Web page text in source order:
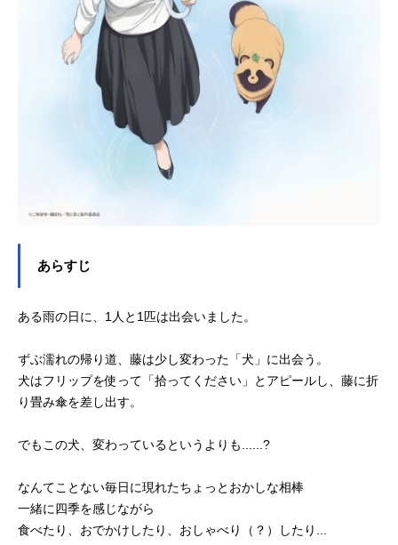
あらすじ
ある雨の日に、1人と1匹は出会いました。
ずぶ濡れの帰り道、藤は少し変わった「犬」に出会う。
犬はフリップを使って「拾ってください」とアピールし、藤に折
り畳み傘を差し出す。
でもこの犬、変わっているというよりも......?
なんてことない毎日に現れたちょっとおかしな相棒
一緒に四季を感じながら
食べたり、おでかけしたり、おしゃべり（？）したり...